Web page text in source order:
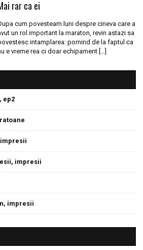
rar ca ei
cum povesteam luni despre cineva care a
un rol important la maraton, revin astazi sa
intamplarea: pornind de la faptul ca
e vreme rea ci doar echipament […]
ep2
impresii
impresii